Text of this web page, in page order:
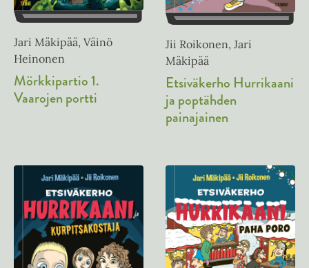
Jari Mäkipää, Väinö
Heinonen
Mörkkipartio 1.
Vaarojen portti
Jii Roikonen, Jari
Mäkipää
Etsiväkerho Hurrikaani
ja poptähden
painajainen